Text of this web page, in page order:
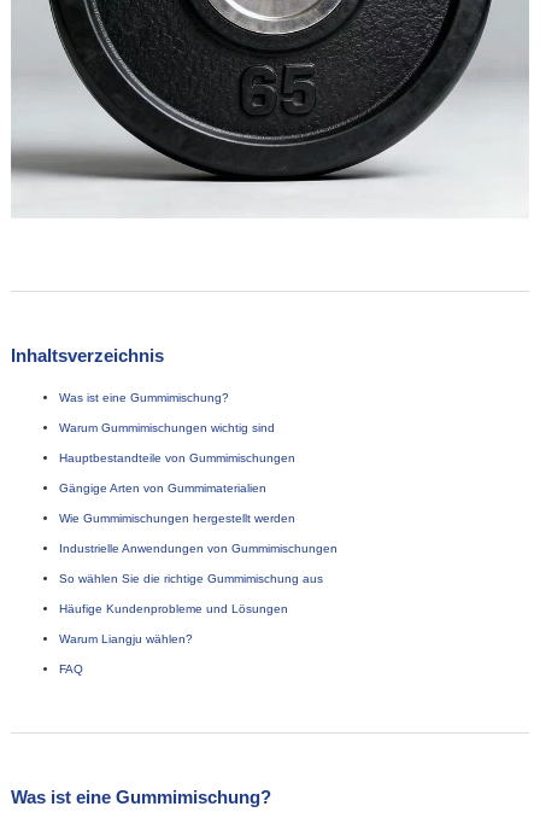
Inhaltsverzeichnis
Was ist eine Gummimischung?
Warum Gummimischungen wichtig sind
Hauptbestandteile von Gummimischungen
Gängige Arten von Gummimaterialien
Wie Gummimischungen hergestellt werden
Industrielle Anwendungen von Gummimischungen
So wählen Sie die richtige Gummimischung aus
Häufige Kundenprobleme und Lösungen
Warum Liangju wählen?
FAQ
Was ist eine Gummimischung?